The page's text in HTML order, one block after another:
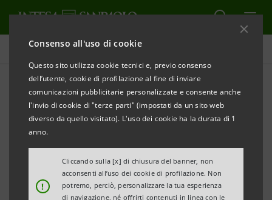
Consenso all'uso di cookie
Questo sito utilizza cookie tecnici e, previo consenso
dell’utente, cookie di profilazione al fine di inviare
comunicazioni pubblicitarie personalizzate e consente anche
l'invio di cookie di "terze parti" (impostati da un sito web
diverso da quello visitato). L'uso dei cookie ha la durata di 1
anno.
!
Cliccando sulla [x] di chiusura del banner, non
acconsenti all’uso dei cookie di profilazione. Non
potremo, perciò, personalizzare la tua esperienza
di navigazione, né offrirti contenuti in linea con le
Comunicati stampa
STAMPA AGGIORNA
PROSEGUE IL RIORDINO DEL GRUPPO IN TOSCANA
E UMBRIA ATTRAVERSO IL COORDINAMENTO DI
BANCA CR FIRENZE :
AL VIA LA CASSA DI RISPARMIO DI PISTOIA E DELLA
LUCCHESIA,